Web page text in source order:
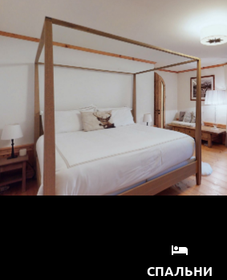
СПАЛЬНИ